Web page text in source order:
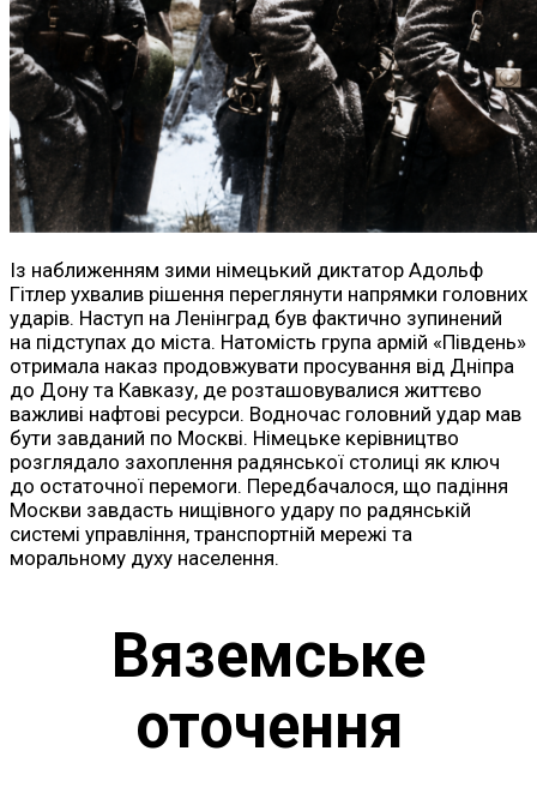
Із наближенням зими німецький диктатор Адольф
Гітлер ухвалив рішення переглянути напрямки головних
ударів. Наступ на Ленінград був фактично зупинений
на підступах до міста. Натомість група армій «Південь»
отримала наказ продовжувати просування від Дніпра
до Дону та Кавказу, де розташовувалися життєво
важливі нафтові ресурси. Водночас головний удар мав
бути завданий по Москві. Німецьке керівництво
розглядало захоплення радянської столиці як ключ
до остаточної перемоги. Передбачалося, що падіння
Москви завдасть нищівного удару по радянській
системі управління, транспортній мережі та
моральному духу населення.
Вяземське
оточення